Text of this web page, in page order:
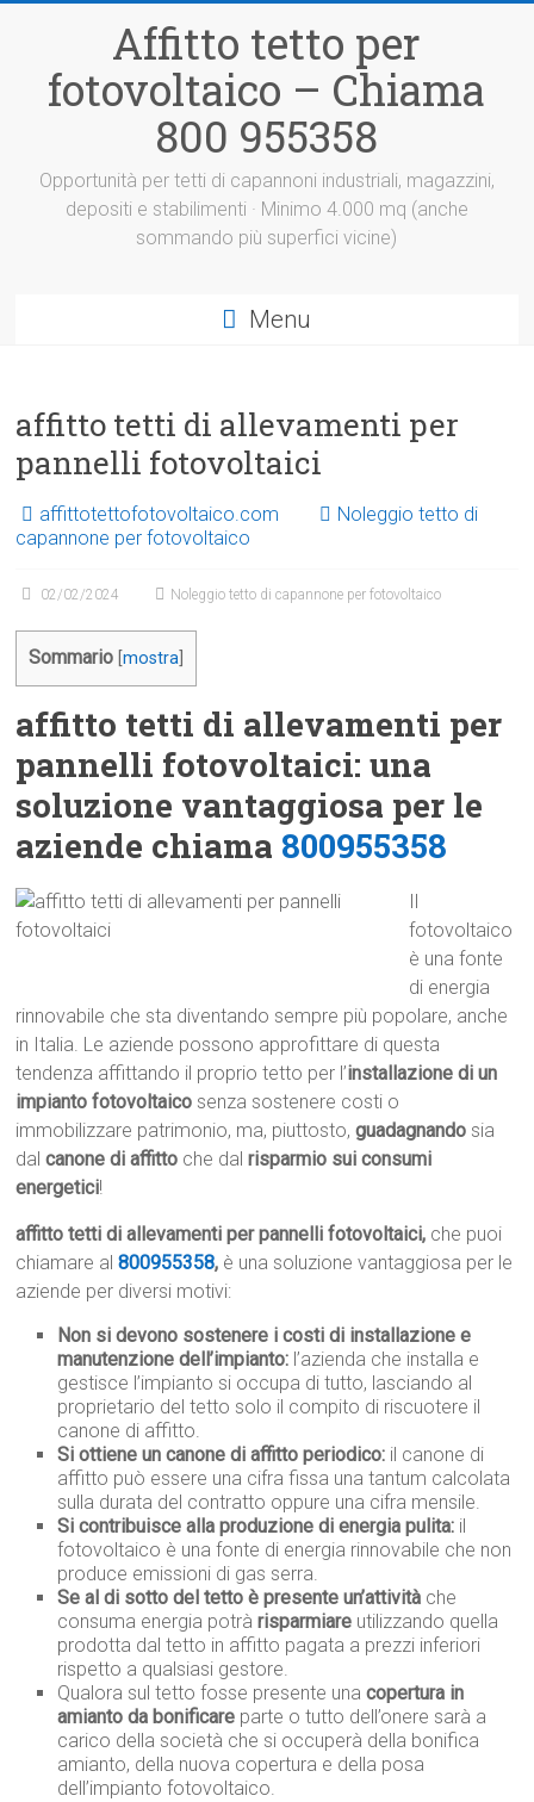
Affitto tetto per
fotovoltaico – Chiama
800 955358
Opportunità per tetti di capannoni industriali, magazzini,
depositi e stabilimenti · Minimo 4.000 mq (anche
sommando più superfici vicine)
Menu
affitto tetti di allevamenti per
pannelli fotovoltaici
affittotettofotovoltaico.com
Noleggio tetto di
capannone per fotovoltaico
02/02/2024 Noleggio tetto di capannone per fotovoltaico
Sommario [mostra
affitto tetti di allevamenti per
pannelli fotovoltaici: una
soluzione vantaggiosa per le
aziende chiama 800955358
fotovoltaico
è una fonte
di energia
rinnovabile che sta diventando sempre più popolare, anche
in Italia. Le aziende possono approfittare di questa
tendenza affittando il proprio tetto per l’installazione di un
impianto fotovoltaico senza sostenere costi o
immobilizzare patrimonio, ma, piuttosto,guadagnando sia
dalcanone di affitto che dalrisparmio sui consumi
energetici!
affitto tetti di allevamenti per pannelli fotovoltaici, che puoi
chiamare al800955358, è una soluzione vantaggiosa per le
aziende per diversi motivi:
Non si devono sostenere i costi di installazione e
manutenzione dell’impianto: l’azienda che installa e
gestisce l’impianto si occupa di tutto, lasciando al
proprietario del tetto solo il compito di riscuotere il
canone di affitto.
Si ottiene un canone di affitto periodico: il canone di
affitto può essere una cifra fissa una tantum calcolata
sulla durata del contratto oppure una cifra mensile.
Si contribuisce alla produzione di energia pulita: il
fotovoltaico è una fonte di energia rinnovabile che non
produce emissioni di gas serra.
Se al di sotto del tetto è presente un’attività che
consuma energia potràrisparmiare utilizzando quella
prodotta dal tetto in affitto pagata a prezzi inferiori
rispetto a qualsiasi gestore.
Qualora sul tetto fosse presente unacopertura in
amianto da bonificare parte o tutto dell’onere sarà a
carico della società che si occuperà della bonifica
amianto, della nuova copertura e della posa
dell’impianto fotovoltaico.